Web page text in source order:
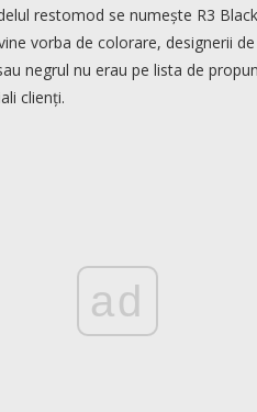
restomod se numește R3
vorba de colorare, designerii
negrul nu erau pe lista de
clienți.
ad